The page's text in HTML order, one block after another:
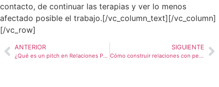
contacto, de continuar las terapias y ver lo menos
afectado posible el trabajo.[/vc_column_text][/vc_column]
[/vc_row]
ANTERIOR
¿Qué es un pitch en Relaciones Públicas?
SIGUIENTE
Cómo construir relaciones con periodistas y porqué es importante